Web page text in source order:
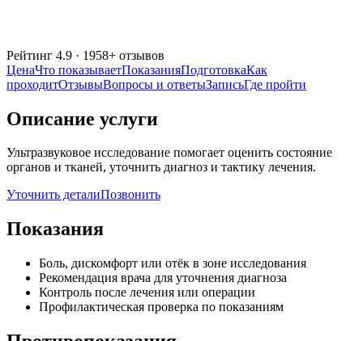
Рейтинг 4.9 · 1958+ отзывов
ЦенаЧто показываетПоказанияПодготовкаКак
проходитОтзывыВопросы и ответыЗаписьГде пройти
Описание услуги
Ультразвуковое исследование помогает оценить состояние
органов и тканей, уточнить диагноз и тактику лечения.
Уточнить деталиПозвонить
Показания
Боль, дискомфорт или отёк в зоне исследования
Рекомендация врача для уточнения диагноза
Контроль после лечения или операции
Профилактическая проверка по показаниям